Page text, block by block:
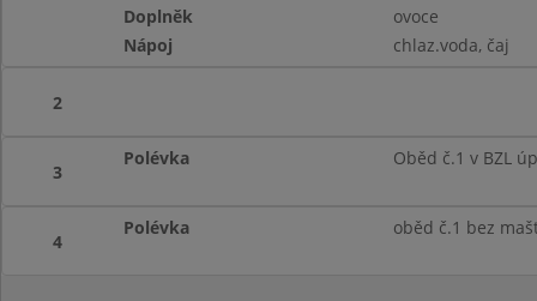
Doplněk
ovoce
Nápoj
chlaz.voda, čaj
2
3
Polévka Oběd č.1 v BZL
4
Polévka oběd č.1 bez